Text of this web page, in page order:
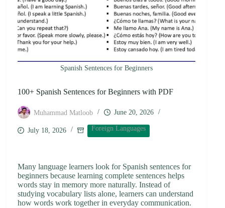
Spanish Sentences for Beginners
100+ Spanish Sentences for Beginners with PDF
Muhammad Matloob June 20, 2026
July 18, 2026 Foreign Languages
Many language learners look for Spanish sentences for
beginners because learning complete sentences helps
words stay in memory more naturally. Instead of
studying vocabulary lists alone, learners can understand
how words work together in everyday communication.